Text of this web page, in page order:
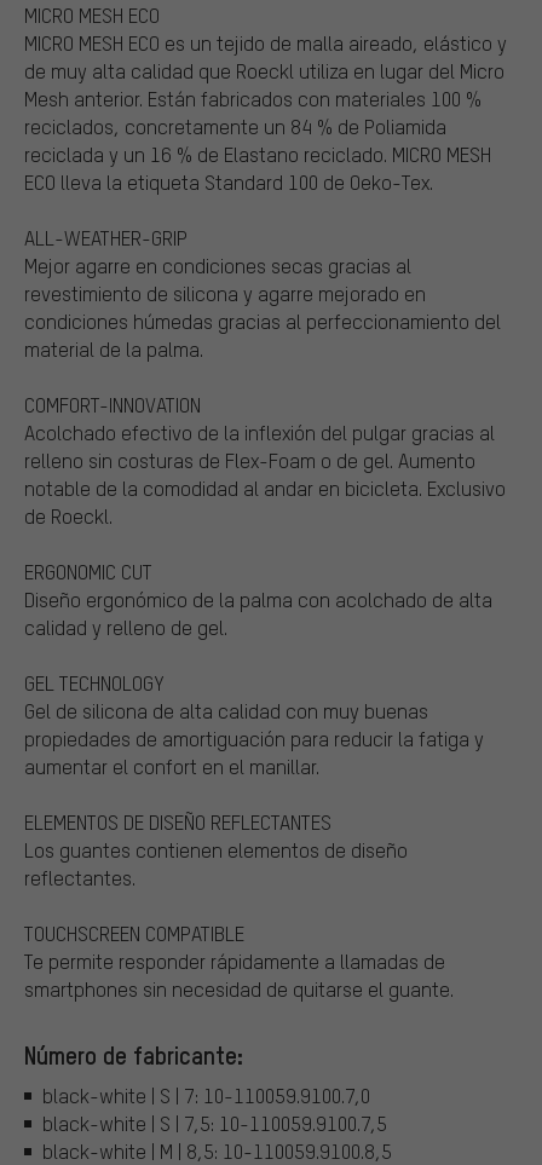
MICRO MESH ECO
MICRO MESH ECO es un tejido de malla aireado, elástico y
de muy alta calidad que Roeckl utiliza en lugar del Micro
Mesh anterior. Están fabricados con materiales 100 %
reciclados, concretamente un 84 % de Poliamida
reciclada y un 16 % de Elastano reciclado. MICRO MESH
ECO lleva la etiqueta Standard 100 de Oeko-Tex.
ALL-WEATHER-GRIP
Mejor agarre en condiciones secas gracias al
revestimiento de silicona y agarre mejorado en
condiciones húmedas gracias al perfeccionamiento del
material de la palma.
COMFORT-INNOVATION
Acolchado efectivo de la inflexión del pulgar gracias al
relleno sin costuras de Flex-Foam o de gel. Aumento
notable de la comodidad al andar en bicicleta. Exclusivo
de Roeckl.
ERGONOMIC CUT
Diseño ergonómico de la palma con acolchado de alta
calidad y relleno de gel.
GEL TECHNOLOGY
Gel de silicona de alta calidad con muy buenas
propiedades de amortiguación para reducir la fatiga y
aumentar el confort en el manillar.
ELEMENTOS DE DISEÑO REFLECTANTES
Los guantes contienen elementos de diseño
reflectantes.
TOUCHSCREEN COMPATIBLE
Te permite responder rápidamente a llamadas de
smartphones sin necesidad de quitarse el guante.
Número de fabricante:
black-white | S | 7: 10-110059.9100.7,0
black-white | S | 7,5: 10-110059.9100.7,5
black-white | M | 8,5: 10-110059.9100.8,5